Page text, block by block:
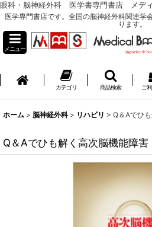
眼科・脳神経外科 医学書専門書店 メデ
医学専門書店です。全国の脳神経外科関連学
ります。
メニュー
カテゴリ 商品検索 ご
ホーム > 脳神経外科 > リハビリ > Q＆Aでひ
Q＆Aでひも解く高次脳機能障害